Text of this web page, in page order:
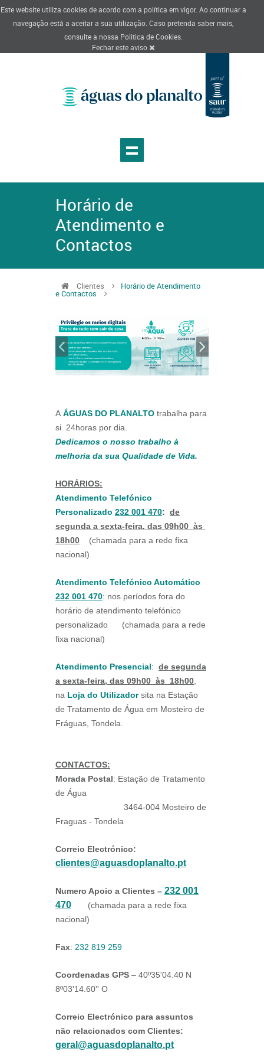
Este website utiliza cookies de acordo com a política em vigor. Ao continuar a
navegação está a aceitar a sua utilização. Caso pretenda saber mais,
consulte a nossa Politica de Cookies.
Fechar este aviso
Horário de
Atendimento e
Contactos
Clientes Horário de Atendimento
e Contactos
A ÁGUAS DO PLANALTO trabalha para
si 24horas por dia.
Dedicamos o nosso trabalho à
melhoria da sua Qualidade de Vida.
HORÁRIOS:
Atendimento Telefónico
Personalizado 232 001 470: de
segunda a sexta-feira, das 09h00 às
18h00 (chamada para a rede fixa
nacional)
Atendimento Telefónico Automático
232 001 470: nos períodos fora do
horário de atendimento telefónico
personalizado (chamada para a rede
fixa nacional)
Atendimento Presencial: de segunda
a sexta-feira, das 09h00 às 18h00
na Loja do Utilizadorsita na Estação
de Tratamento de Água em Mosteiro de
Fráguas, Tondela.
CONTACTOS:
Morada Postal: Estação de Tratamento
de Água
3464-004 Mosteiro de
Fraguas - Tondela
Correio Electrónico:
clientes@aguasdoplanalto.pt
Numero Apoio a Clientes – 232 001
470
(chamada para a rede fixa
nacional)
Fax: 232 819 259
Coordenadas GPS – 40º35'04.40 N
8º03'14.60'' O
Correio Electrónico para assuntos
não relacionados com Clientes:
geral@aguasdoplanalto.pt